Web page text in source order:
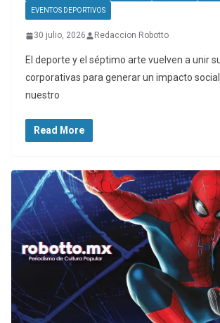
EVENTOS DEPORTIVOS
30 julio, 2026 Redaccion Robotto
El deporte y el séptimo arte vuelven a unir
corporativas para generar un impacto
nuestro
Read More